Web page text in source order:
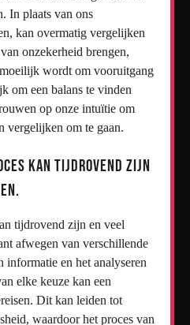
In plaats van ons
kan overmatig vergelijken
onzekerheid brengen,
wordt om vooruitgang
om een balans te vinden
op onze intuïtie om
vergelijken om te gaan.
kan tijdrovend zijn
tijdrovend zijn en veel
afwegen van verschillende
informatie en het analyseren
elke keuze kan een
Dit kan leiden tot
waardoor het proces van